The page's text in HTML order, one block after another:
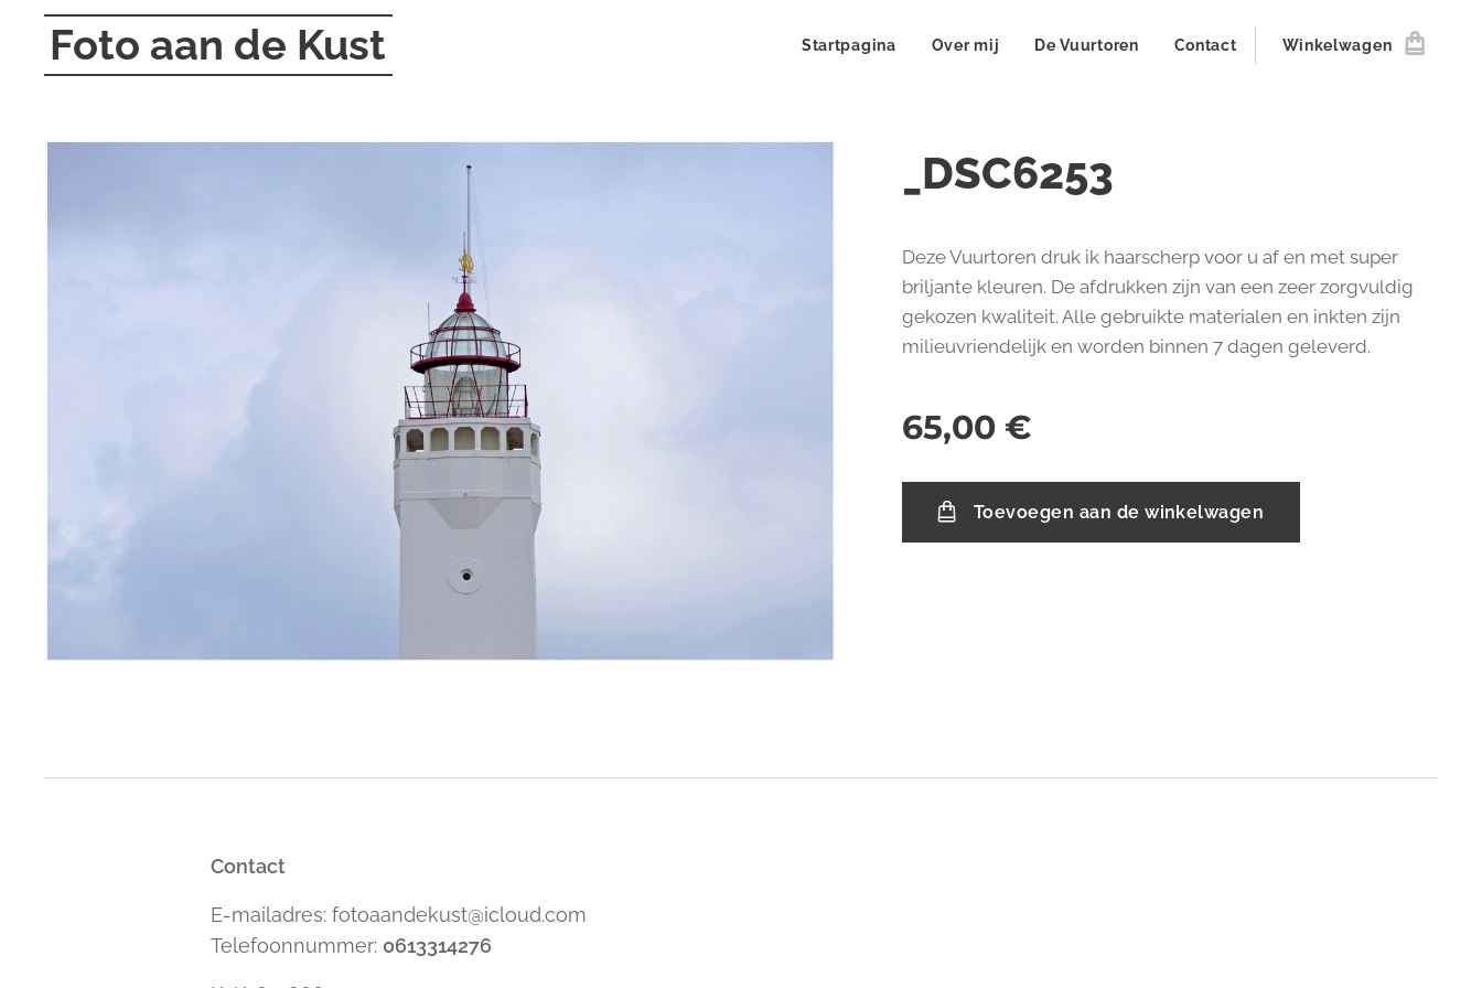
Foto aan de Kust Startpagina Over mij De Vuurtoren Contact Winkelwagen
_DSC6253
Deze Vuurtoren druk ik haarscherp voor u af en met super
briljante kleuren. De afdrukken zijn van een zeer zorgvuldig
gekozen kwaliteit. Alle gebruikte materialen en inkten zijn
milieuvriendelijk en worden binnen 7 dagen geleverd.
65,00 €
Toevoegen aan de winkelwagen
Contact
E-mailadres: fotoaandekust@icloud.com
Telefoonnummer: 0613314276